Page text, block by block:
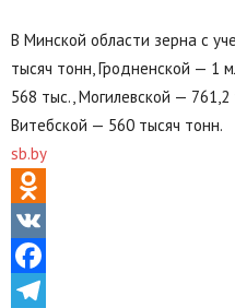
В Минской области зерна с
тысяч тонн, Гродненской — 1
568 тыс., Могилевской —
Витебской — 560 тысяч тонн.
sb.by
Odnoklassniki
VK
Facebook